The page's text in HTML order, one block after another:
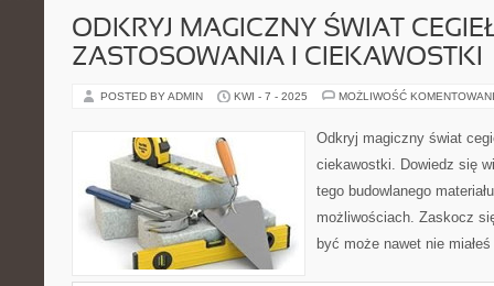
ODKRYJ MAGICZNY ŚWIAT
ZASTOSOWANIA I CIEKAWOSTKI
POSTED BY ADMIN KWI - 7 - 2025 MOŻLIWOŚĆ
Odkryj magiczny świat
ciekawostki. Dowiedz się
tego budowlanego
możliwościach. Zaskocz
być może nawet nie